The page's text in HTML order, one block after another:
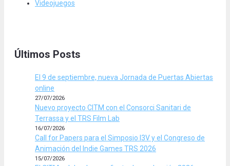
Videojuegos
Últimos Posts
El 9 de septiembre, nueva Jornada de Puertas Abiertas
online
27/07/2026
Nuevo proyecto CITM con el Consorci Sanitari de
Terrassa y el TRS Film Lab
16/07/2026
Call for Papers para el Simposio I3V y el Congreso de
Animación del Indie Games TRS 2026
15/07/2026